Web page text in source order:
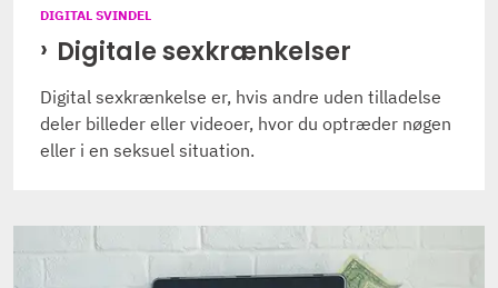
DIGITAL SVINDEL
Digitale sexkrænkelser
Digital sexkrænkelse er, hvis andre uden tilladelse
deler billeder eller videoer, hvor du optræder nøgen
eller i en seksuel situation.